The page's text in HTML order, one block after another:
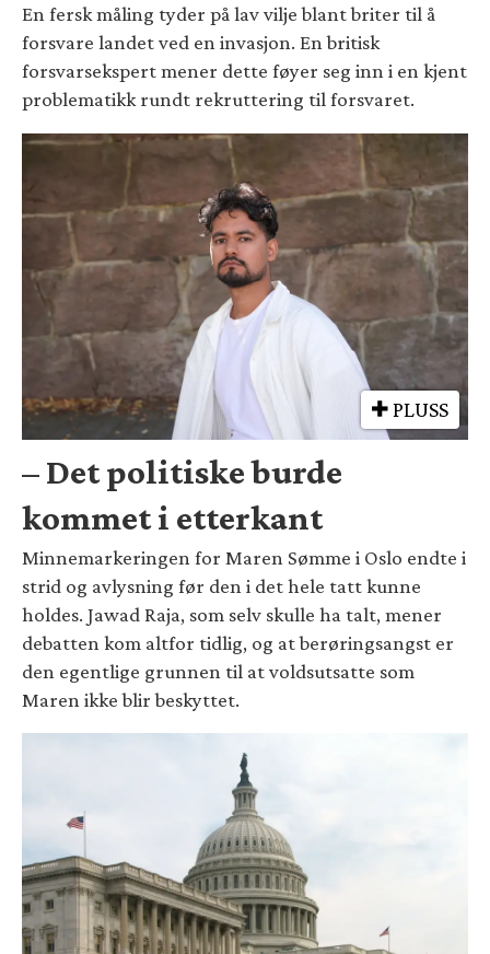
En fersk måling tyder på lav vilje blant briter til å
forsvare landet ved en invasjon. En britisk
forsvarsekspert mener dette føyer seg inn i en kjent
problematikk rundt rekruttering til forsvaret.
PLUSS
– Det politiske burde
kommet i etterkant
Minnemarkeringen for Maren Sømme i Oslo endte i
strid og avlysning før den i det hele tatt kunne
holdes. Jawad Raja, som selv skulle ha talt, mener
debatten kom altfor tidlig, og at berøringsangst er
den egentlige grunnen til at voldsutsatte som
Maren ikke blir beskyttet.